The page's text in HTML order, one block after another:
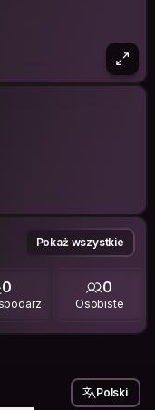
Pokaż wszystkie
0 0
Osobiste
Polski